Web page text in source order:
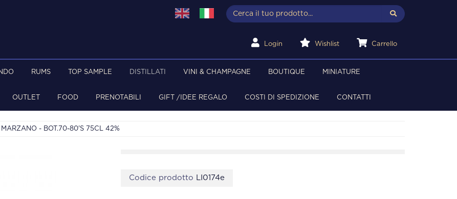
Login Wishlist Carrello
RUMS TOP SAMPLE DISTILLATI VINI & CHAMPAGNE BOUTIQUE MINIATURE
OUTLET FOOD PRENOTABILI GIFT /IDEE REGALO COSTI DI SPEDIZIONE CONTATTI
MARZANO - BOT.70-80'S 75CL 42%
Codice prodotto LI0174e